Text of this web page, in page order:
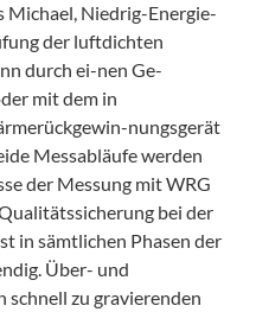
Michael, Niedrig-Energie-
der luftdichten
durch ei-nen Ge-
mit dem in
nungsgerät
Messabläufe werden
der Messung mit WRG
bei der
in sämtlichen Phasen der
Über- und
zu gravierenden